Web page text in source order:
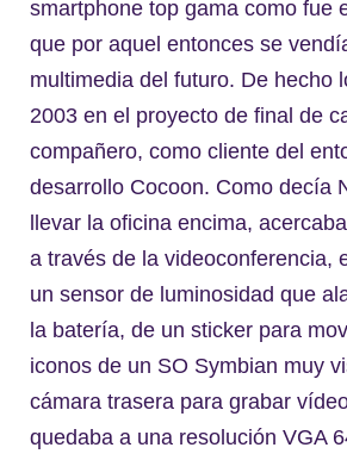
smartphone top gama como fue
que por aquel entonces se
multimedia del futuro. De hecho
2003 en el proyecto de final de
compañero, como cliente del
desarrollo Cocoon. Como decía
llevar la oficina encima,
a través de la videoconferencia,
un sensor de luminosidad que
la batería, de un sticker para
iconos de un SO Symbian muy
cámara trasera para grabar
quedaba a una resolución VGA